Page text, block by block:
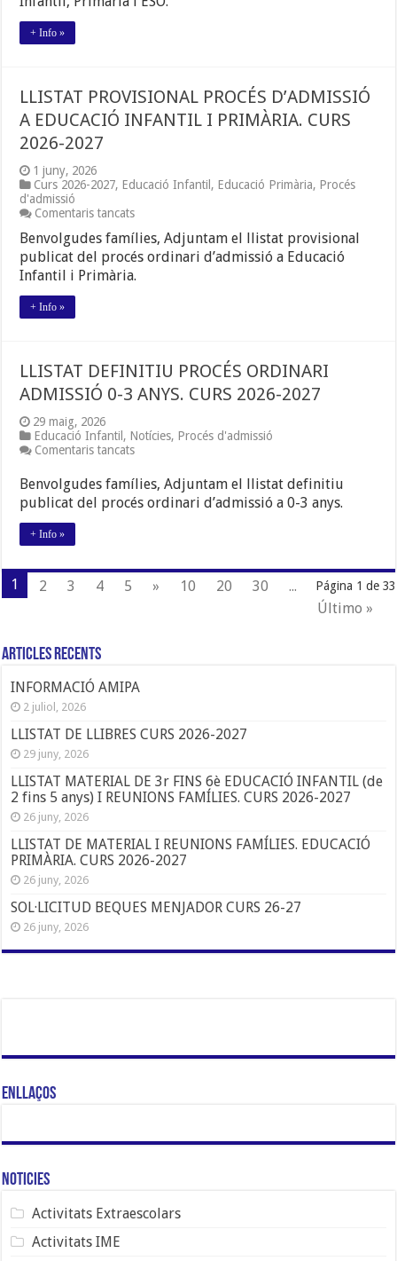
A
CURS
2027
+ Info »
LLISTAT PROVISIONAL PROCÉS D’ADMISSIÓ
A EDUCACIÓ INFANTIL I PRIMÀRIA. CURS
2026-2027
1 juny, 2026
Curs 2026-2027, Educació Infantil , Educació Primària, Procés
d'admissió
Comentaris tancatsa
PROVISIONAL
PROCÉS
A
2026-
Benvolgudes famílies, Adjuntam el llistat provisional
publicat del procés ordinari d’admissió a Educació
Infantil i Primària.
+ Info »
LLISTAT DEFINITIU PROCÉS ORDINARI
ADMISSIÓ 0-3 ANYS. CURS 2026-2027
29 maig, 2026
Educació Infantil , Notícies, Procés d'admissió
Comentaris tancatsa
DEFINITIU
PROCÉS
ORDINARI
CURS
2026-
Benvolgudes famílies, Adjuntam el llistat definitiu
publicat del procés ordinari d’admissió a 0-3 anys.
+ Info »
Página 1 de 33
1 2 3 4 5 » 10 20 30
...
Último »
Articles Recents
INFORMACIÓ AMIPA
2 juliol, 2026
LLISTAT DE LLIBRES CURS 2026-2027
29 juny, 2026
LLISTAT MATERIAL DE 3r FINS 6è EDUCACIÓ INFANTIL (de
2 fins 5 anys) I REUNIONS FAMÍLIES. CURS 2026-2027
26 juny, 2026
LLISTAT DE MATERIAL I REUNIONS FAMÍLIES. EDUCACIÓ
PRIMÀRIA. CURS 2026-2027
26 juny, 2026
SOL·LICITUD BEQUES MENJADOR CURS 26-27
26 juny, 2026
Enllaços
Noticies
Activitats Extraescolars
Activitats IME